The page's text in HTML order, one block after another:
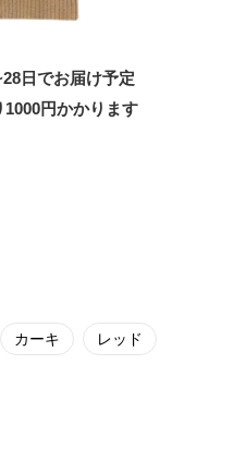
日でお届け予定
1000円かかります
カーキ レッド